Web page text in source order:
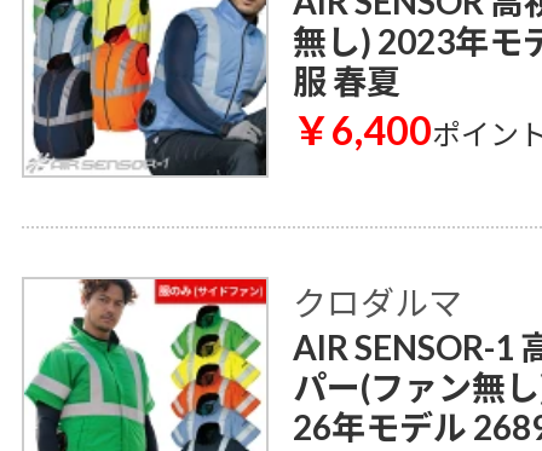
無し) 2023年モ
服 春夏
￥6,400ポイン
クロダルマ
AIR SENSOR-1
パー(ファン無
26年モデル